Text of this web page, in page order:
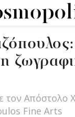
τον Απόστολο
Fine Arts